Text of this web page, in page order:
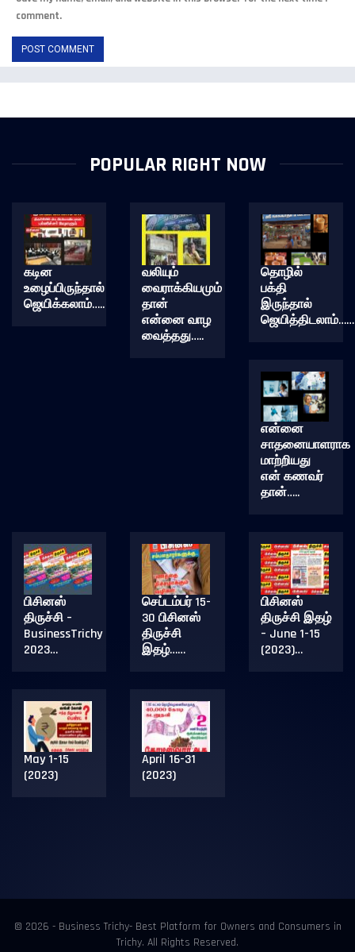
comment.
POPULAR RIGHT NOW
கடின
உழைப்பிருந்தால்
ஜெயிக்கலாம்…..
வலியும்
வைராக்கியமும்
தான்
என்னை வாழ
வைத்தது…..
தொழில்
பக்தி
இருந்தால்
என்னை
சாதனையாளராக
மாற்றியது
என் கணவர்
தான்…..
பிசினஸ்
திருச்சி –
BusinessTrichy
2023…
செப்டம்பர் 15-
30 பிசினஸ்
திருச்சி
இதழ்……
பிசினஸ்
திருச்சி இதழ்
– June 1-15
(2023)…
May 1-15
(2023)
April 16-31
(2023)
© 2026 - Business Trichy- Best Platform for Owners and Consumers in
Trichy. All Rights Reserved.